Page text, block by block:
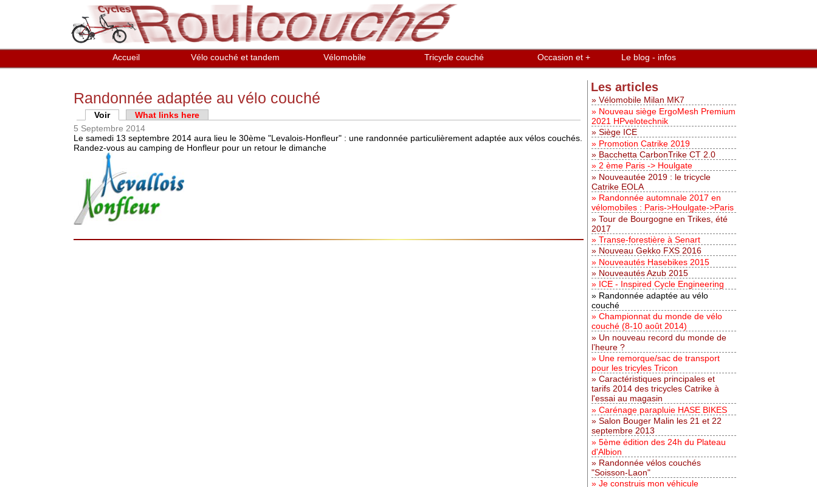
Aller au contenu principal
Accueil Vélo couché et tandem Vélomobile Tricycle couché Occasion et + Le blog - infos
Randonnée adaptée au vélo couché
Onglets principaux
Voir(onglet actif)
What links here
5 Septembre 2014
Le samedi 13 septembre 2014 aura lieu le 30ème "Levalois-Honfleur" : une randonnée particulièrement adaptée aux vélos couchés.
Randez-vous au camping de Honfleur pour un retour le dimanche
Les articles
Vélomobile Milan MK7
Nouveau siège ErgoMesh Premium
2021 HPvelotechnik
Siège ICE
Promotion Catrike 2019
Bacchetta CarbonTrike CT 2.0
2 ème Paris -> Houlgate
Nouveautée 2019 : le tricycle
Catrike EOLA
Randonnée automnale 2017 en
vélomobiles : Paris->Houlgate->Paris
Tour de Bourgogne en Trikes, été
2017
Transe-forestière à Senart
Nouveau Gekko FXS 2016
Nouveautés Hasebikes 2015
Nouveautés Azub 2015
ICE - Inspired Cycle Engineering
Randonnée adaptée au vélo
couché
Championnat du monde de vélo
couché (8-10 août 2014)
Un nouveau record du monde de
l’heure ?
Une remorque/sac de transport
pour les tricyles Tricon
Caractéristiques principales et
tarifs 2014 des tricycles Catrike à
l'essai au magasin
Carénage parapluie HASE BIKES
Salon Bouger Malin les 21 et 22
septembre 2013
5ème édition des 24h du Plateau
d'Albion
Randonnée vélos couchés
"Soisson-Laon"
Je construis mon véhicule